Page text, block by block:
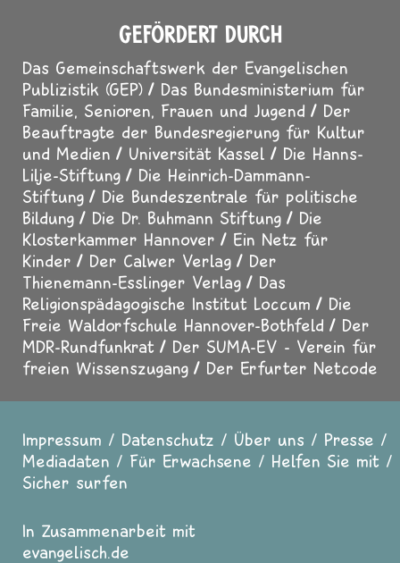
GEFÖRDERT DURCH
Das Gemeinschaftswerk der Evangelischen
Publizistik (GEP)
Das Bundesministerium für
Familie, Senioren, Frauen und Jugend
Der
Beauftragte der Bundesregierung für Kultur
und Medien
Universität Kassel
Die Hanns-
Lilje-Stiftung
Die Heinrich-Dammann-
Stiftung
Die Bundeszentrale für politische
Bildung
Die Dr. Buhmann Stiftung
Die
Klosterkammer Hannover
Ein Netz für
Kinder
Der Calwer Verlag
Der
Thienemann-Esslinger Verlag
Das
Religionspädagogische Institut Loccum
Die
Freie Waldorfschule Hannover-Bothfeld
Der
MDR-Rundfunkrat
Der SUMA-EV - Verein für
freien Wissenszugang
Der Erfurter Netcode
Fußzeile
Impressum Datenschutz Über uns
Presse
Mediadaten
Für Erwachsene
Helfen Sie mit
Sicher surfen
In Zusammenarbeit mit
evangelisch.de